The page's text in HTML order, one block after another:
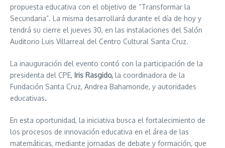
propuesta educativa con el objetivo de “Transformar la
Secundaria”. La misma desarrollará durante el día de hoy y
tendrá su cierre el jueves 30, en las instalaciones del Salón
Auditorio Luis Villarreal del Centro Cultural Santa Cruz.
La inauguración del evento contó con la participación de la
presidenta del CPE, Iris Rasgido, la coordinadora de la
Fundación Santa Cruz, Andrea Bahamonde, y autoridades
educativas.
En esta oportunidad, la iniciativa busca el fortalecimiento de
los procesos de innovación educativa en el área de las
matemáticas, mediante jornadas de debate y formación, que